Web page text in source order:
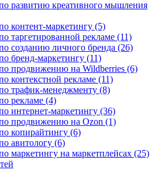
развитию креативного мышления
контент-маркетингу (5)
таргетированной рекламе (11)
созданию личного бренда (26)
бренд-маркетингу (11)
продвижению на Wildberries (6)
контекстной рекламе (11)
трафик-менеджменту (8)
рекламе (4)
интернет-маркетингу (36)
продвижению на Ozon (1)
копирайтингу (6)
авитологу (6)
маркетингу на маркетплейсах (25)